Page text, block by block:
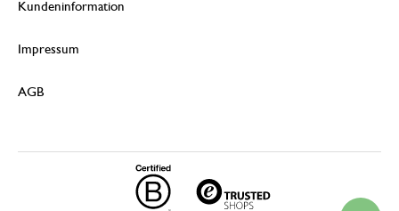
Kundeninformation
Impressum
AGB